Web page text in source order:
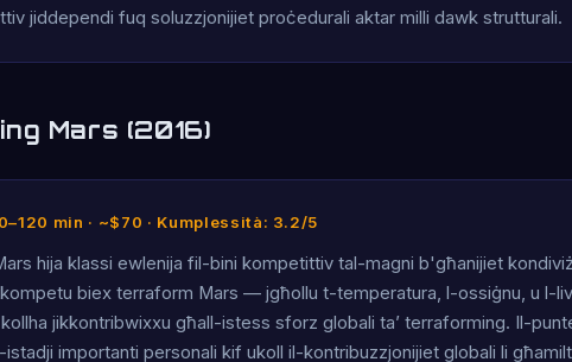
jiddependi fuq soluzzjonijiet proċedurali aktar milli dawk strutturali.
Mars (2016)
min · ~$70 · Kumplessità: 3.2/5
hija klassi ewlenija fil-bini kompetittiv tal-magni b'għanijiet
biex terraform Mars — jgħollu t-temperatura, l-ossiġnu, u l-
jikkontribwixxu għall-istess sforz globali ta’ terraforming. Il-
istadji importanti personali kif ukoll il-kontribuzzjonijiet globali li